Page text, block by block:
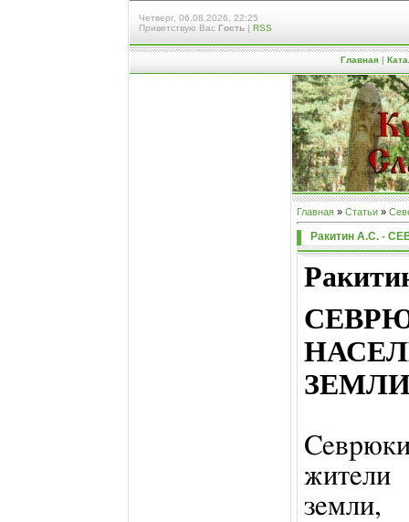
Четверг, 06.08.2026, 22:25
Приветствую Вас Гость | RSS
Главная |
Главная » Статьи »
Ракитин А.С. -